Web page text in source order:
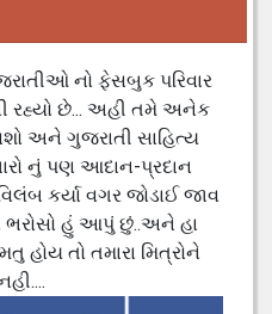
નો ફેસબુક પરિવાર
રહ્યો છે... અહી તમે અનેક
અને ગુજરાતી સાહિત્ય
નું પણ આદાન-પ્રદાન
કર્યા વગર જોડાઈ જાવ
હું આપું છું..અને હા
તો તમારા મિત્રોને